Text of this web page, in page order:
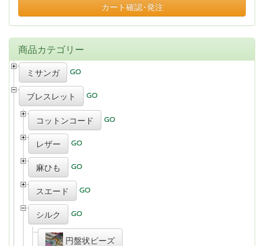
カート確認･発注
商品カテゴリー
ミサンガ
ブレスレット
コットンコード
レザー
麻ひも
スエード
シルク
円盤状ビーズ